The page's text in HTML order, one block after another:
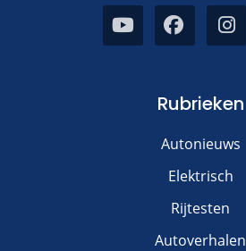
Rubrieken
Autonieuws
Elektrisch
Rijtesten
Autoverhalen